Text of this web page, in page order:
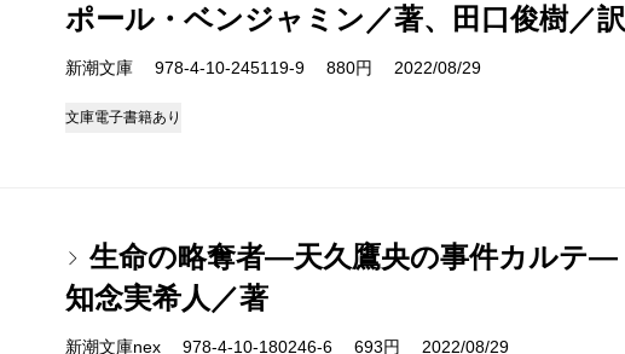
ポール・ベンジャミン／著、田口俊樹／訳
新潮文庫 978-4-10-245119-9 880円 2022/08/29
文庫電子書籍あり
生命の略奪者―天久鷹央の事件カルテ―
知念実希人／著
新潮文庫nex 978-4-10-180246-6 693円 2022/08/29